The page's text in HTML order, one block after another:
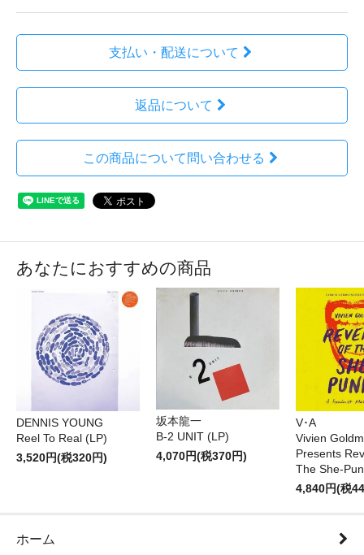
支払い・配送について
返品について
この商品について問い合わせる
あなたにおすすめの商品
DENNIS YOUNG
Reel To Real (LP)
3,520円(税320円)
坂本龍一
B-2 UNIT (LP)
4,070円(税370円)
V･A
Vivien
Presents
The She-
4,840円(税
ホーム